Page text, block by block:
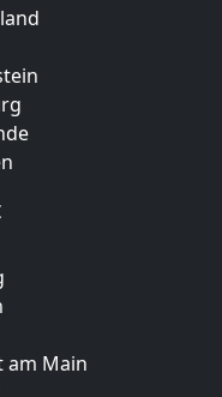
am Main